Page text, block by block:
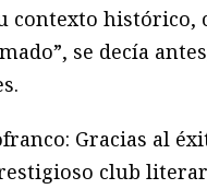
contexto histórico,
se decía
Gracias al
club